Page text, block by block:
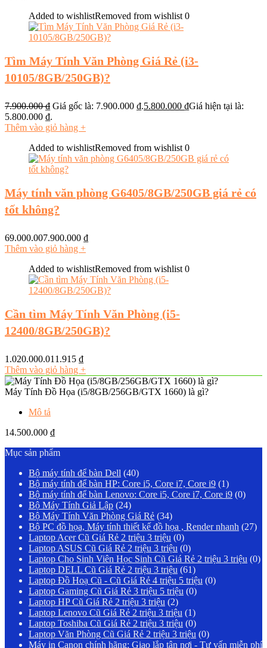
Added to wishlistRemoved from wishlist 0
Tìm Máy Tính Văn Phòng Giá Rẻ (i3-
10105/8GB/250GB)?
7.900.000₫ Giá gốc là: 7.900.000 ₫.5.800.000 ₫Giá hiện tại là:
5.800.000 ₫.
Thêm vào giỏ hàng +
Added to wishlistRemoved from wishlist 0
Máy tính văn phòng G6405/8GB/250GB giá rẻ có
tốt không?
69.000.007.900.000 ₫
Thêm vào giỏ hàng +
Added to wishlistRemoved from wishlist 0
Cần tìm Máy Tính Văn Phòng (i5-
12400/8GB/250GB)?
1.020.000.011.915 ₫
Thêm vào giỏ hàng +
Máy Tính Đồ Họa (i5/8GB/256GB/GTX 1660) là gì?
Mô tả
14.500.000 ₫
Mục sản phẩm
Bộ máy tính để bàn Dell (40)
Bộ máy tính để bàn HP: Core i5, Core i7, Core i9 (1)
Bộ máy tính để bàn Lenovo: Core i5, Core i7, Core i9 (0)
Bộ Máy Tính Giả Lập (24)
Bộ Máy Tính Văn Phòng Giá Rẻ (34)
Bộ PC đồ họa, Máy tính thiết kế đồ họa , Render nhanh (27)
Laptop Acer Cũ Giá Rẻ 2 triệu 3 triệu (0)
Laptop ASUS Cũ Giá Rẻ 2 triệu 3 triệu (0)
Laptop Cho Sinh Viên Học Sinh Cũ Giá Rẻ 2 triệu 3 triệu (0)
Laptop DELL Cũ Giá Rẻ 2 triệu 3 triệu (61)
Laptop Đồ Hoạ Cũ - Cũ Giá Rẻ 4 triệu 5 triệu (0)
Laptop Gaming Cũ Giá Rẻ 3 triệu 5 triệu (0)
Laptop HP Cũ Giá Rẻ 2 triệu 3 triệu (2)
Laptop Lenovo Cũ Giá Rẻ 2 triệu 3 triệu (1)
Laptop Toshiba Cũ Giá Rẻ 2 triệu 3 triệu (0)
Laptop Văn Phòng Cũ Giá Rẻ 2 triệu 3 triệu (0)
Máy in Canon chính hãng: Giao lắp tận nơi - Tư vấn miễn phí